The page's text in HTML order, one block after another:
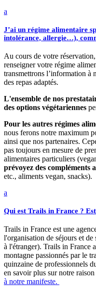
a
J’ai un régime alimentaire
intolérance, allergie…),
Au cours de votre
renseigner votre régime
transmettrons l’information à
des repas adaptés.
L'ensemble de nos
des options végétariennes
Pour les autres régimes
nous ferons notre maximum
ainsi que nos partenaires.
pas toujours en mesure de
alimentaires particuliers
prévoyez des compléments
etc., aliments vegan, snacks).
a
Qui est Trails in France ?
Trails in France est une
l'organisation de séjours et
à l'étranger). Trails in France
montagne passionnés par le
quinzaine de professionnels
en savoir plus sur notre raison
à notre manifeste.